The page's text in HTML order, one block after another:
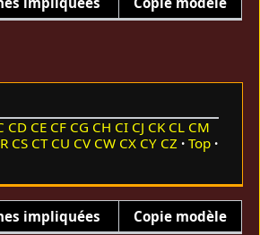
CD CE CF CG CH CI CJ CK CL CM
CS CT CU CV CW CX CY CZ
Top
impliquées Copie modèle